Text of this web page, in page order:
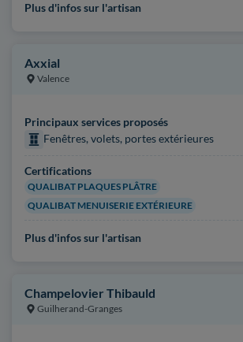
Plus d'infos sur l'artisan
Axxial
Valence
Principaux services proposés
Fenêtres, volets, portes extérieures
Certifications
QUALIBAT PLAQUES PLÂTRE
QUALIBAT MENUISERIE EXTÉRIEURE
Plus d'infos sur l'artisan
Champelovier Thibauld
Guilherand-Granges